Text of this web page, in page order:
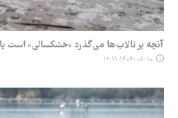
آنچه بر تالاب‌ها می‌گذرد «خشکسالی» است
۱۴۰۴-۰۶-۱۰ ۱۲:۱۱